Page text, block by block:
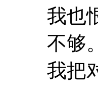
我也
不够。
我把